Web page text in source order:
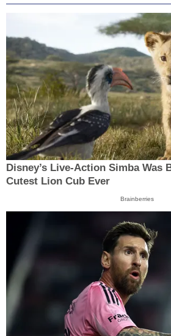
Disney’s Live-Action Simba Was
Cutest Lion Cub Ever
Brainberries